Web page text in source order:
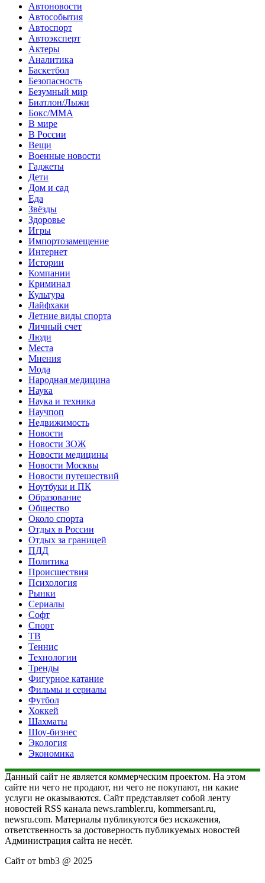
Автоновости
Автособытия
Автоспорт
Автоэксперт
Актеры
Аналитика
Баскетбол
Безопасность
Безумный мир
Биатлон/Лыжи
Бокс/MMA
В мире
В России
Вещи
Военные новости
Гаджеты
Дети
Дом и сад
Еда
Звёзды
Здоровье
Игры
Импортозамещение
Интернет
Истории
Компании
Криминал
Культура
Лайфхаки
Летние виды спорта
Личный счет
Люди
Места
Мнения
Мода
Народная медицина
Наука
Наука и техника
Научпоп
Недвижимость
Новости
Новости ЗОЖ
Новости медицины
Новости Москвы
Новости путешествий
Ноутбуки и ПК
Образование
Общество
Около спорта
Отдых в России
Отдых за границей
ПДД
Политика
Происшествия
Психология
Рынки
Сериалы
Софт
Спорт
ТВ
Теннис
Технологии
Тренды
Фигурное катание
Фильмы и сериалы
Футбол
Хоккей
Шахматы
Шоу-бизнес
Экология
Экономика
Данный сайт не является коммерческим проектом. На этом
сайте ни чего не продают, ни чего не покупают, ни какие
услуги не оказываются. Сайт представляет собой ленту
новостей RSS канала news.rambler.ru, kommersant.ru,
newsru.com. Материалы публикуются без искажения,
ответственность за достоверность публикуемых новостей
Администрация сайта не несёт.
Сайт от bmb3 @ 2025